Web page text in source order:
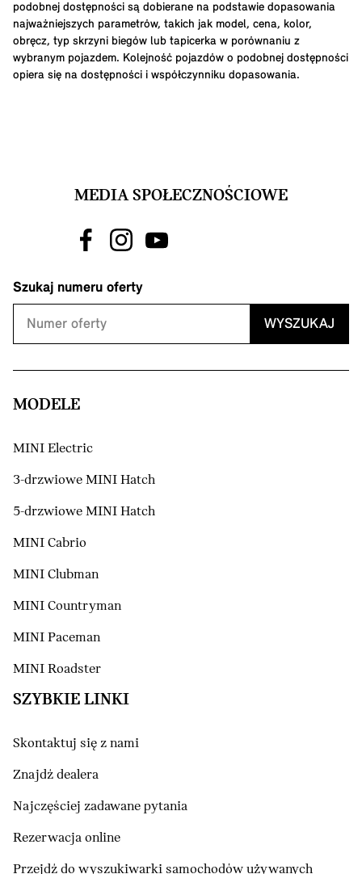
podobnej dostępności są dobierane na podstawie dopasowania
najważniejszych parametrów, takich jak model, cena, kolor,
obręcz, typ skrzyni biegów lub tapicerka w porównaniu z
wybranym pojazdem. Kolejność pojazdów o podobnej dostępności
opiera się na dostępności i współczynniku dopasowania.
MEDIA SPOŁECZNOŚCIOWE
Szukaj numeru oferty
WYSZUKAJ
MODELE
MINI Electric
3-drzwiowe MINI Hatch
5-drzwiowe MINI Hatch
MINI Cabrio
MINI Clubman
MINI Countryman
MINI Paceman
MINI Roadster
SZYBKIE LINKI
Skontaktuj się z nami
Znajdź dealera
Najczęściej zadawane pytania
Rezerwacja online
Przejdź do wyszukiwarki samochodów używanych